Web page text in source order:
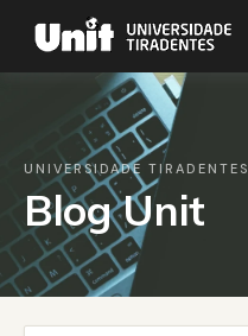
UNIVERSIDADE TIRADENTES
Blog Unit